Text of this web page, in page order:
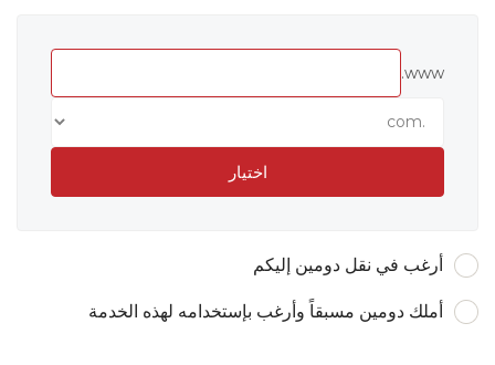
www.
اختيار
أرغب في نقل دومين إليكم
أملك دومين مسبقاً وأرغب بإستخدامه لهذه الخدمة